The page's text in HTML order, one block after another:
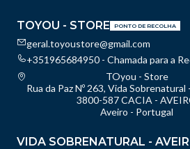
TOYOU - STORE PONTO DE RECOLHA
geral.toyoustore@gmail.com
+351965684950 - Chamada para a
TOyou - Store
Rua da Paz Nº 263, Vida
3800-587 CACIA -
Aveiro - Portugal
VIDA SOBRENATURAL -